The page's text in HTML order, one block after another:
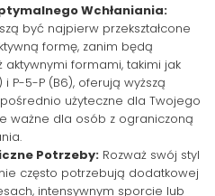
Wchłaniania:
być najpierw przekształcone
formę, zanim będą
aktywnymi formami, takimi jak
P-5-P (B6), oferują wyższą
użyteczne dla Twojego
ważne dla osób z ograniczoną
Potrzeby: Rozważ swój styl
często potrzebują dodatkowej
intensywnym sporcie lub